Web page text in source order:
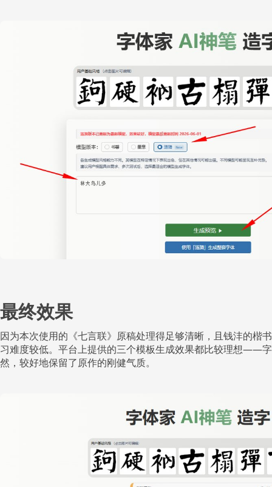
最终效果
因为本次使用的《七言联》原稿处理得足够清晰，且钱沣的楷
习难度较低。平台上提供的三个模板生成效果都比较理想——
然，较好地保留了原作的刚健气质。